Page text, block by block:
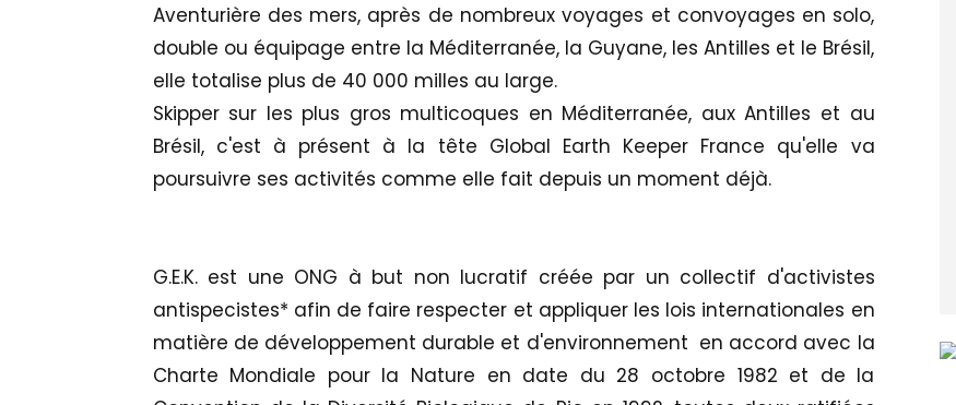
Aventurière des mers, après de nombreux voyages et convoyages en solo,
double ou équipage entre la Méditerranée, la Guyane, les Antilles et le Brésil,
elle totalise plus de 40 000 milles au large.
Skipper sur les plus gros multicoques en Méditerranée, aux Antilles et au
Brésil, c'est à présent à la tête Global Earth Keeper France qu'elle va
poursuivre ses activités comme elle fait depuis un moment déjà.
G.E.K. est une ONG à but non lucratif créée par un collectif d'activistes
antispecistes* afin de faire respecter et appliquer les lois internationales en
matière de développement durable et d'environnement en accord avec la
Charte Mondiale pour la Nature en date du 28 octobre 1982 et de la